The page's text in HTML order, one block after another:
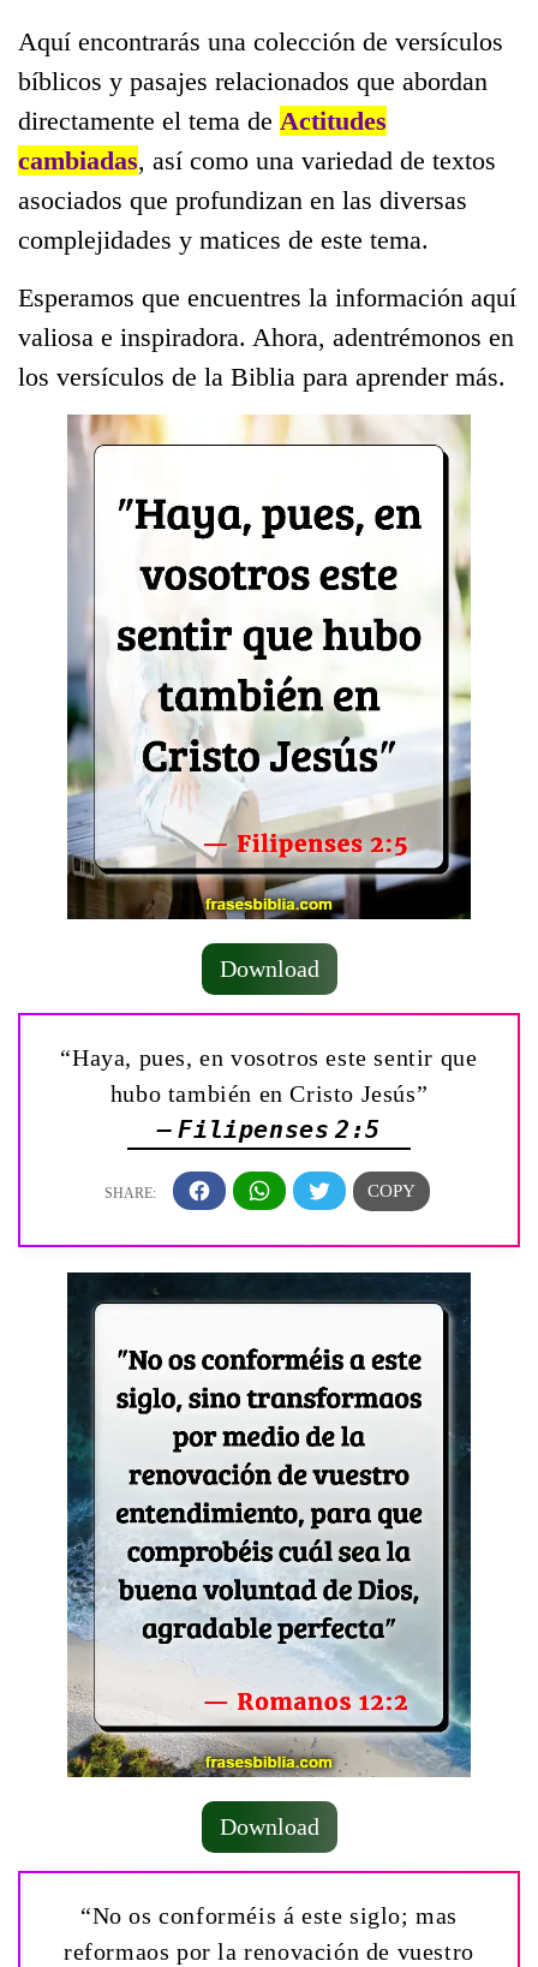
Aquí encontrarás una colección de versículos
bíblicos y pasajes relacionados que abordan
directamente el tema de Actitudes
cambiadas, así como una variedad de textos
asociados que profundizan en las diversas
complejidades y matices de este tema.
Esperamos que encuentres la información aquí
valiosa e inspiradora. Ahora, adentrémonos en
los versículos de la Biblia para aprender más.
Download
“Haya, pues, en vosotros este sentir que
hubo también en Cristo Jesús”
— Filipenses 2:5
Download
“No os conforméis á este siglo; mas
reformaos por la renovación de vuestro